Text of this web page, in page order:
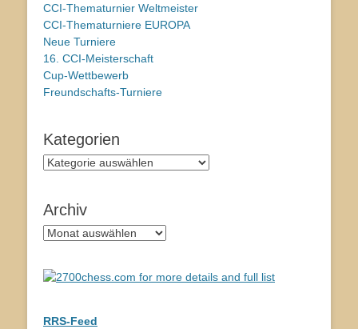
CCI-Thematurnier Weltmeister
CCI-Thematurniere EUROPA
Neue Turniere
16. CCI-Meisterschaft
Cup-Wettbewerb
Freundschafts-Turniere
Kategorien
Kategorien
Archiv
Archiv
RRS-Feed